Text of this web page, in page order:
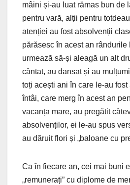
mâini și-au luat rămas bun de
pentru vară, alții pentru
atenției au fost absolvenții
părăsesc în acest an rândurile
urmează să-și aleagă un alt
cântat, au dansat și au
toți acești ani în care le-au
întâi, care merg în acest an
vacanța mare, au pregătit
absolvenților, ei le-au spus
au dăruit flori și „baloane cu
Ca în fiecare an, cei mai buni
„remunerați” cu diplome de